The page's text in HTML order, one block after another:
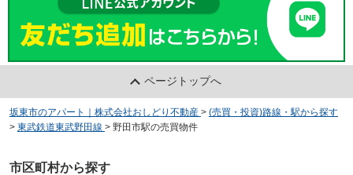
ページトップへ
坂東市のアパート｜株式会社おしどり不動産 > (売買・投資)路線・駅から探す
> 東武鉄道東武野田線 > 野田市駅の売買物件
市区町村から探す